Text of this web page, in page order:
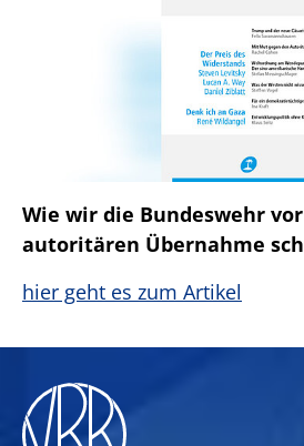
Wie wir die Bundeswehr
autoritären Übernahme
hier geht es zum Artikel